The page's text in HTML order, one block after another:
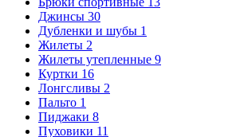
Джинсы 30
Дубленки и шубы 1
Жилеты 2
Жилеты утепленные 9
Куртки 16
Лонгсливы 2
Пальто 1
Пиджаки 8
Пуховики 11